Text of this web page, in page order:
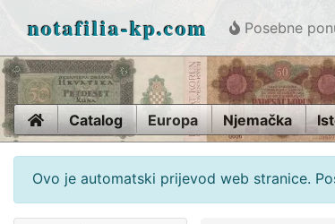
notafilia-kp.com Posebne
HomeCatalog Europa Njemačka
Ovo je automatski prijevod web stranice.